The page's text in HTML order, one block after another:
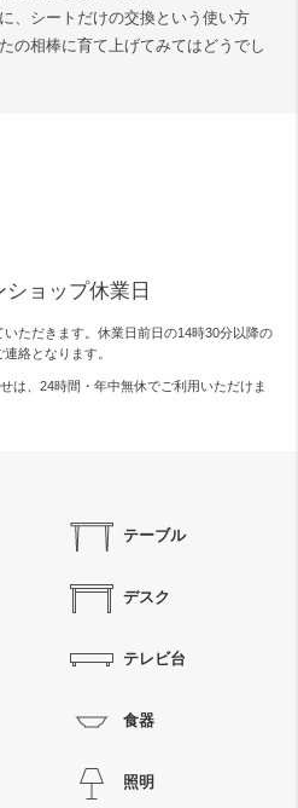
、シートだけの交換という使い方
の相棒に育て上げてみてはどうでし
ショップ休業日
ただきます。休業日前日の14時30分以降の
絡となります。
は、 24時間・年中無休でご利用いただけま
テーブル
デスク
テレビ台
食器
照明